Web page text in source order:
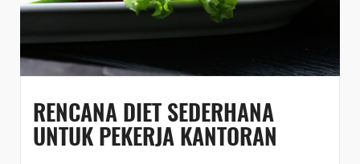
RENCANA DIET SEDERHANA
UNTUK PEKERJA KANTORAN